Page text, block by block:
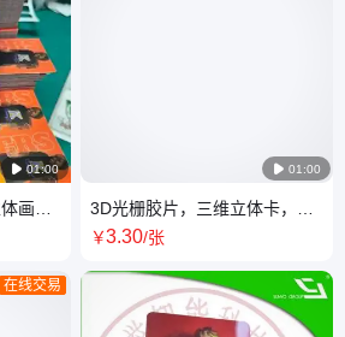
面保持平整。
测‌：将光栅板切
，并测
 01:00
画，
质
在线交易
 01:00
3D光栅胶片，三维立体卡，片
材料制作工厂，直接光栅印刷
￥3.30/张